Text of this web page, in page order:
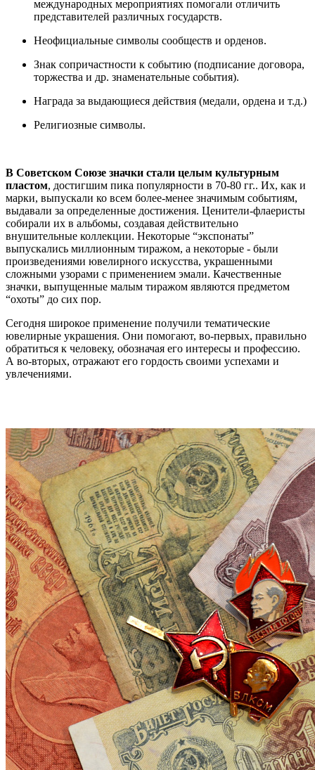
международных мероприятиях помогали отличить
представителей различных государств.
Неофициальные символы сообществ и орденов.
Знак сопричастности к событию (подписание договора,
торжества и др. знаменательные события).
Награда за выдающиеся действия (медали, ордена и т.д.)
Религиозные символы.
В Советском Союзе значки стали целым культурным
пластом, достигшим пика популярности в 70-80 гг.. Их, как и
марки, выпускали ко всем более-менее значимым событиям,
выдавали за определенные достижения. Ценители-флаеристы
собирали их в альбомы, создавая действительно
внушительные коллекции. Некоторые “экспонаты”
выпускались миллионным тиражом, а некоторые - были
произведениями ювелирного искусства, украшенными
сложными узорами с применением эмали. Качественные
значки, выпущенные малым тиражом являются предметом
“охоты” до сих пор.
Сегодня широкое применение получили тематические
ювелирные украшения. Они помогают, во-первых, правильно
обратиться к человеку, обозначая его интересы и профессию.
А во-вторых, отражают его гордость своими успехами и
увлечениями.